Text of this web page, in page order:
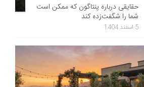
حقایقی درباره پنتاگون که ممکن است
شما را شگفت‌زده کند
5 اسفند 1404